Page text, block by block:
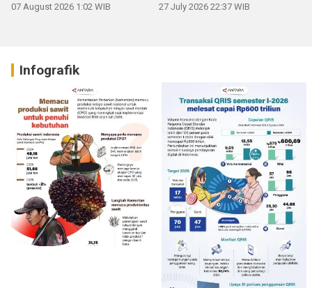
07 August 2026 1:02 WIB 27 July 2026 22:37 WIB
Infografik